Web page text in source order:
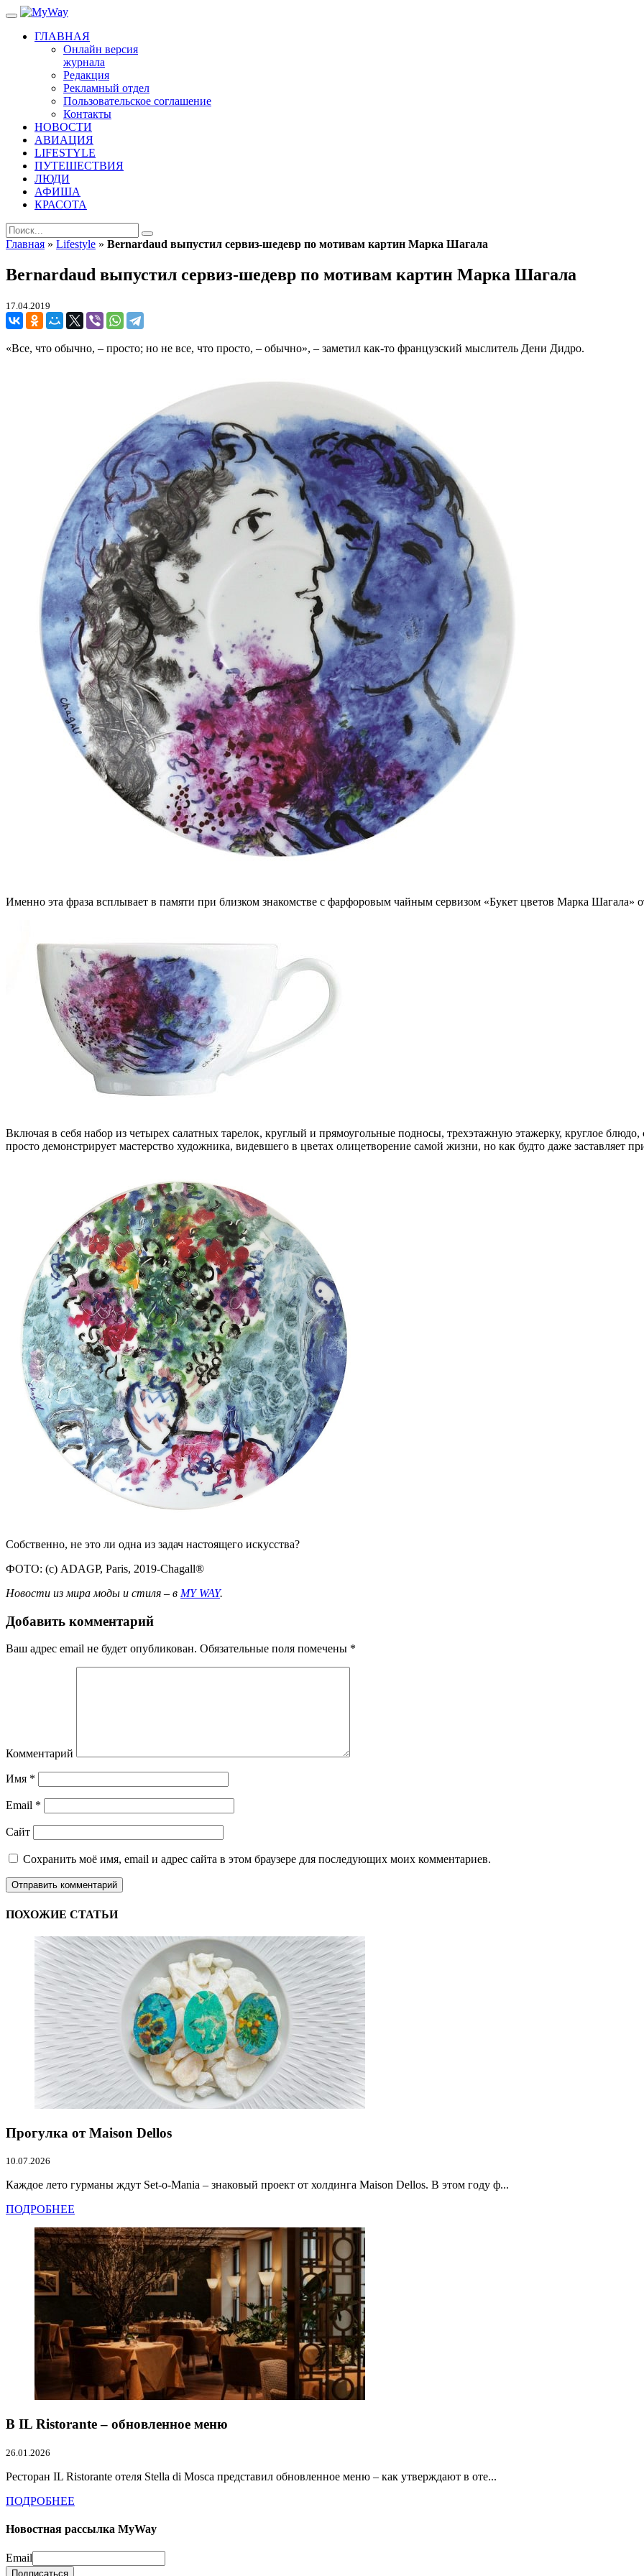
ГЛАВНАЯ
Онлайн версия
журнала
Редакция
Рекламный отдел
Пользовательское соглашение
Контакты
НОВОСТИ
АВИАЦИЯ
LIFESTYLE
ПУТЕШЕСТВИЯ
ЛЮДИ
АФИША
КРАСОТА
Главная » Lifestyle » Bernardaud выпустил сервиз-шедевр по мотивам картин Марка Шагала
Bernardaud выпустил сервиз-шедевр по мотивам картин Марка Шагала
17.04.2019
«Все, что обычно, – просто; но не все, что просто, – обычно», – заметил как-то французский мыслитель Дени Дидро.
Именно эта фраза всплывает в памяти при близком знакомстве с фарфоровым чайным сервизом «Букет цветов Марка Шагала»
Включая в себя набор из четырех салатных тарелок, круглый и прямоугольные подносы, трехэтажную этажерку, круглое
просто демонстрирует мастерство художника, видевшего в цветах олицетворение самой жизни, но как будто даже заставляет
Собственно, не это ли одна из задач настоящего искусства?
ФОТО: (с) ADAGP, Paris, 2019-Chagall®
Новости из мира моды и стиля – в MY WAY.
Добавить комментарий
Ваш адрес email не будет опубликован. Обязательные поля помечены *
Комментарий
Имя *
Email *
Сайт
Сохранить моё имя, email и адрес сайта в этом браузере для последующих моих комментариев.
ПОХОЖИЕ СТАТЬИ
Прогулка от Maison Dellos
10.07.2026
Каждое лето гурманы ждут Set-o-Mania – знаковый проект от холдинга Maison Dellos. В этом году ф...
ПОДРОБНЕЕ
В IL Ristorante – обновленное меню
26.01.2026
Ресторан IL Ristorante отеля Stella di Mosca представил обновленное меню – как утверждают в оте...
ПОДРОБНЕЕ
Новостная рассылка MyWay
Email